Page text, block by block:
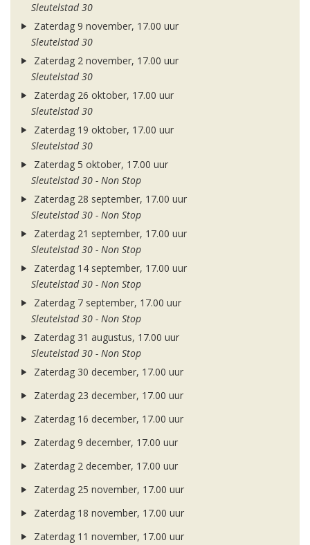
Sleutelstad 30
Zaterdag 9 november, 17.00 uur
Sleutelstad 30
Zaterdag 2 november, 17.00 uur
Sleutelstad 30
Zaterdag 26 oktober, 17.00 uur
Sleutelstad 30
Zaterdag 19 oktober, 17.00 uur
Sleutelstad 30
Zaterdag 5 oktober, 17.00 uur
Sleutelstad 30 - Non Stop
Zaterdag 28 september, 17.00 uur
Sleutelstad 30 - Non Stop
Zaterdag 21 september, 17.00 uur
Sleutelstad 30 - Non Stop
Zaterdag 14 september, 17.00 uur
Sleutelstad 30 - Non Stop
Zaterdag 7 september, 17.00 uur
Sleutelstad 30 - Non Stop
Zaterdag 31 augustus, 17.00 uur
Sleutelstad 30 - Non Stop
Zaterdag 30 december, 17.00 uur
Zaterdag 23 december, 17.00 uur
Zaterdag 16 december, 17.00 uur
Zaterdag 9 december, 17.00 uur
Zaterdag 2 december, 17.00 uur
Zaterdag 25 november, 17.00 uur
Zaterdag 18 november, 17.00 uur
Zaterdag 11 november, 17.00 uur